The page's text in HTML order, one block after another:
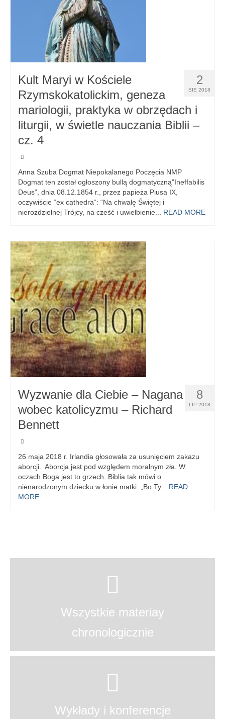
2
SIE 2018
Kult Maryi w Kościele
Rzymskokatolickim, geneza
mariologii, praktyka w obrzędach i
liturgii, w świetle nauczania Biblii –
cz. 4
Anna Szuba Dogmat Niepokalanego Poczęcia NMP
Dogmat ten został ogłoszony bullą dogmatyczną”Ineffabilis
Deus”, dnia 08.12.1854 r., przez papieża Piusa IX,
oczywiście “ex cathedra“: “Na chwałę Świętej i
nierozdzielnej Trójcy, na cześć i uwielbienie... READ MORE
8
LIP 2018
Wyzwanie dla Ciebie – Nagana
wobec katolicyzmu – Richard
Bennett
26 maja 2018 r. Irlandia głosowała za usunięciem zakazu
aborcji. Aborcja jest pod względem moralnym zła. W
oczach Boga jest to grzech. Biblia tak mówi o
nienarodzonym dziecku w łonie matki: „Bo Ty... READ
MORE
Wszystkie materiay
chronologicznie
Wykłady i konferencje